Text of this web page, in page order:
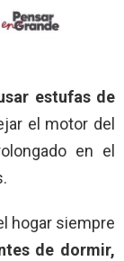
estufas de
el motor del
en el
hogar siempre
de dormir,